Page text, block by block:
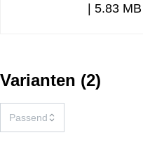
| 5.83 MB
Varianten (2)